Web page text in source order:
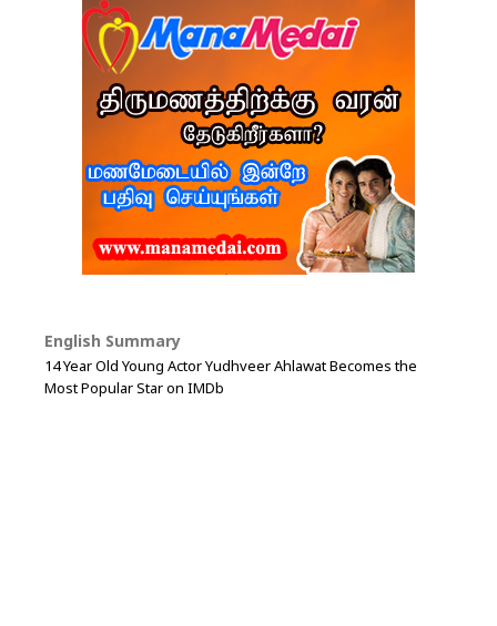
English Summary
14 Year Old Young Actor Yudhveer Ahlawat Becomes the
Most Popular Star on IMDb